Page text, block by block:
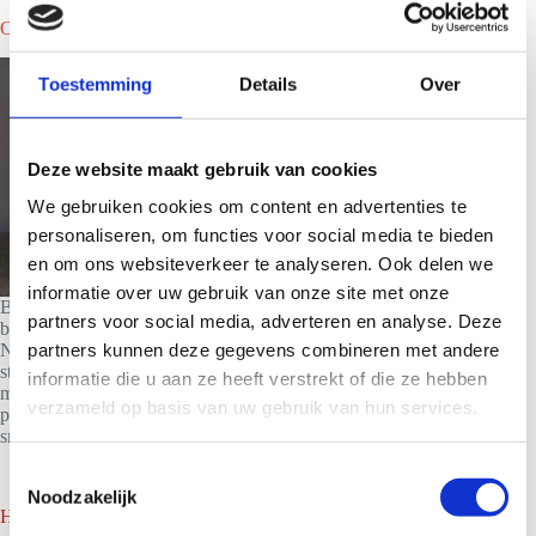
Toestemming Details Over
Deze website maakt gebruik van cookies
We gebruiken cookies om content en advertenties te
personaliseren, om functies voor social media te bieden
en om ons websiteverkeer te analyseren. Ook delen we
informatie over uw gebruik van onze site met onze
partners voor social media, adverteren en analyse. Deze
partners kunnen deze gegevens combineren met andere
informatie die u aan ze heeft verstrekt of die ze hebben
verzameld op basis van uw gebruik van hun services.
e
Noodzakelijk
Onmiddellijk een smoothiebar huren in Noordwijk?
Ben je nieuwsgierig naar wat we voor jouw belevenis kunnen
betekenen en wat het kost om een smoothiebar te huren in
Noordwijk? Neem dan vrijblijvend contact met ons op. Wij
sturen je dan binnen 24 uur een vrijblijvend voorstel op
maat.Bij ons ben je verzekerd van de beste
prijs/kwaliteitsverhouding en onze genegenheid voor
smoothies proef je terug.
Home